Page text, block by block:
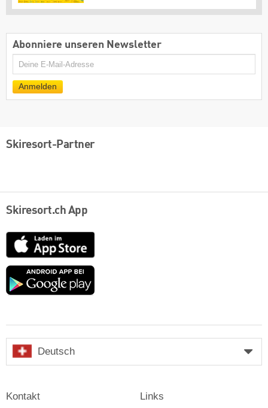
Abonniere unseren Newsletter
E-
Anmelden
Skiresort-Partner
Skiresort.ch App
App
Store
Google
Deutsch
Kontakt Links